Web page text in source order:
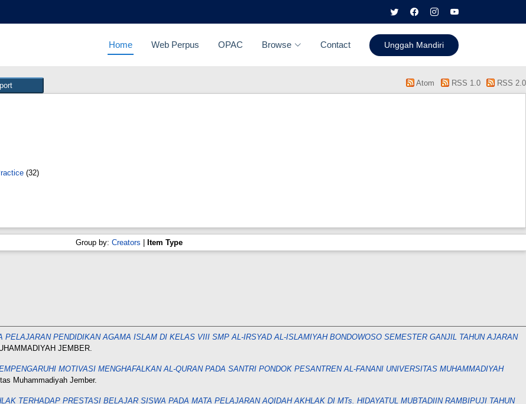
Home Web Perpus OPAC Browse Contact Unggah Mandiri
Atom RSS 1.0 RSS 2.0
(32)
Group by: Creators Item Type
PELAJARAN PENDIDIKAN AGAMA ISLAM DI KELAS VIII SMP AL-IRSYAD AL-ISLAMIYAH BONDOWOSO SEMESTER GANJIL TAHUN AJARAN
JEMBER.
MOTIVASI MENGHAFALKAN AL-QURAN PADA SANTRI PONDOK PESANTREN AL-FANANI UNIVERSITAS MUHAMMADIYAH
Muhammadiyah Jember.
TERHADAP PRESTASI BELAJAR SISWA PADA MATA PELĄJARAN AQIDAH AKHLAK DI MTs. HIDAYATUL MUBTADIIN RAMBIPUJI TAHUN